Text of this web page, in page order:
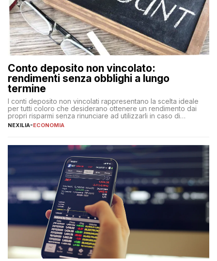
Conto deposito non vincolato:
rendimenti senza obblighi a lungo
termine
I conti deposito non vincolati rappresentano la scelta ideale
per tutti coloro che desiderano ottenere un rendimento dai
propri risparmi senza rinunciare ad utilizzarli in caso di
necessità. A differenza delle forme vincolate tradizionali,
flessibilità e rendimento. Come funzionano […]
NEXILIA-ECONOMIA